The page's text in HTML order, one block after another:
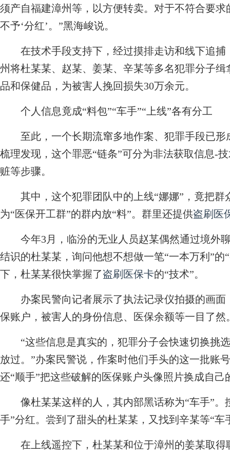
须产自福建漳州等，以方便转卖。对于不符合要
不予‘分红’。”黑海峻说。
在技术手段支持下，经过摸排走访和线下追捕
州将杜某某、赵某、姜某、辛某等多名犯罪分子
品和保健品，为被害人挽回损失30万余元。
个人信息竟成“料包”“车手”“上线”各有分工
至此，一个长期流窜多地作案、犯罪手段已形
梳理发现，这个罪恶“链条”可分为非法获取信息-
赃等步骤。
其中，这个犯罪团队中的上线“娜娜”，竟把群
为“医保开工群”的群内放“料”。群里还提供盗刷医
今年3月，临汾的无业人员赵某偶然通过境外聊
结识的杜某某，询问他想不想做一笔“一本万利”
下，杜某某很快掌握了盗刷医保卡的“技术”。
办案民警向记者展示了执法记录仪拍摄的画面
保账户，被害人的身份信息、医保余额等一目了然
“这些信息是真实的，犯罪分子会快速切换挑
放过。”办案民警说，作案时他们手头的这一批账
还“顺手”把这些破解的医保账户头像照片换成自己
像杜某某这样的人，其内部黑话称为“车手”。
手”分红。尝到了甜头的杜某某，又找到辛某等“
在上线遥控下，杜某某和位于漳州的姜某取得